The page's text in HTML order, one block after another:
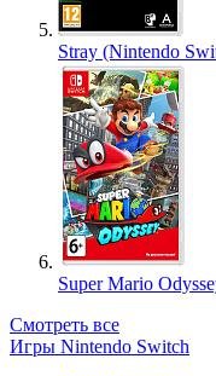
Stray (Nintendo
Super Mario
Смотреть все
Игры Nintendo Switch